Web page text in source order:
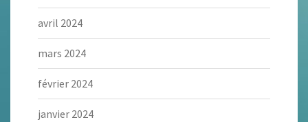
avril 2024
mars 2024
février 2024
janvier 2024